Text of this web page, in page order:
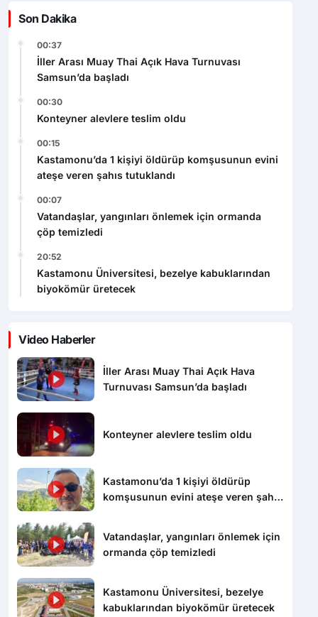
Son Dakika
00:37
İller Arası Muay Thai Açık Hava Turnuvası
Samsun’da başladı
00:30
Konteyner alevlere teslim oldu
00:15
Kastamonu’da 1 kişiyi öldürüp komşusunun evini
ateşe veren şahıs tutuklandı
00:07
Vatandaşlar, yangınları önlemek için ormanda
çöp temizledi
20:52
Kastamonu Üniversitesi, bezelye kabuklarından
biyokömür üretecek
Video Haberler
İller Arası Muay Thai Açık Hava
Turnuvası Samsun’da başladı
Konteyner alevlere teslim oldu
Kastamonu’da 1 kişiyi öldürüp
komşusunun evini ateşe veren şahıs
Vatandaşlar, yangınları önlemek için
ormanda çöp temizledi
Kastamonu Üniversitesi, bezelye
kabuklarından biyokömür üretecek